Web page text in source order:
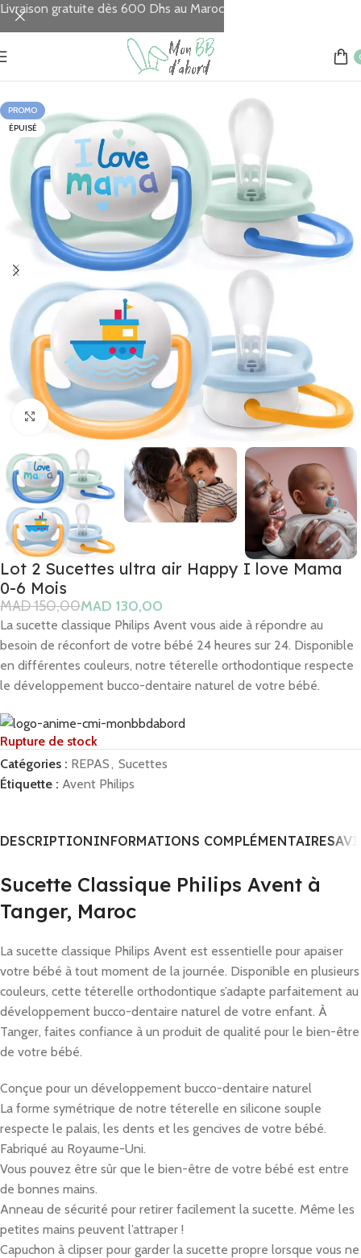
Accueil Sucettes
PROMO
ÉPUISÉ
Click to enlarge
Lot 2 Sucettes ultra air Happy I love Mama
0-6 Mois
MAD150,00MAD 130,00
La sucette classique Philips Avent vous aide à répondre au
besoin de réconfort de votre bébé 24 heures sur 24. Disponible
en différentes couleurs, notre téterelle orthodontique respecte
le développement bucco-dentaire naturel de votre bébé.
Rupture de stock
Catégories : REPAS, Sucettes
Étiquette : Avent Philips
DESCRIPTIONINFORMATIONS COMPLÉMENTAIRES
Sucette Classique Philips Avent à
Tanger, Maroc
La sucette classique Philips Avent est essentielle pour apaiser
votre bébé à tout moment de la journée. Disponible en plusieurs
couleurs, cette téterelle orthodontique s’adapte parfaitement au
développement bucco-dentaire naturel de votre enfant. À
Tanger, faites confiance à un produit de qualité pour le bien-être
de votre bébé.
Conçue pour un développement bucco-dentaire naturel
La forme symétrique de notre téterelle en silicone souple
respecte le palais, les dents et les gencives de votre bébé.
Fabriqué au Royaume-Uni.
Vous pouvez être sûr que le bien-être de votre bébé est entre
de bonnes mains.
Anneau de sécurité pour retirer facilement la sucette. Même les
petites mains peuvent l’attraper !
Capuchon à clipser pour garder la sucette propre lorsque vous ne
Livraison gratuite dès 600 Dhs au Maroc